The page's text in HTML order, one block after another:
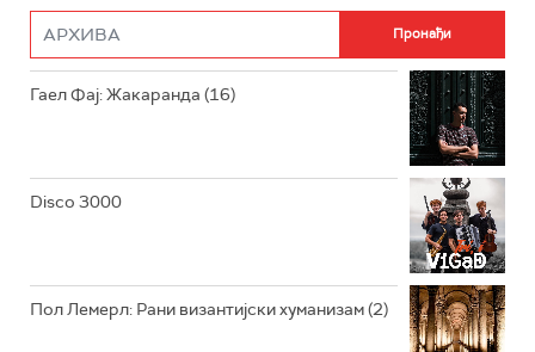
РАДИО РОКЕНРОЛЕР
РАДИО ЏЕЗЕР
Гаел Фај: Жакаранда (16)
Disco 3000
Пол Лемерл: Рани византијски хуманизам (2)